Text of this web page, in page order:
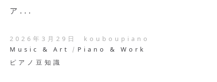
ア...
2026年3月29日
kouboupiano
Music & Art
Piano & Work
ピアノ豆知識